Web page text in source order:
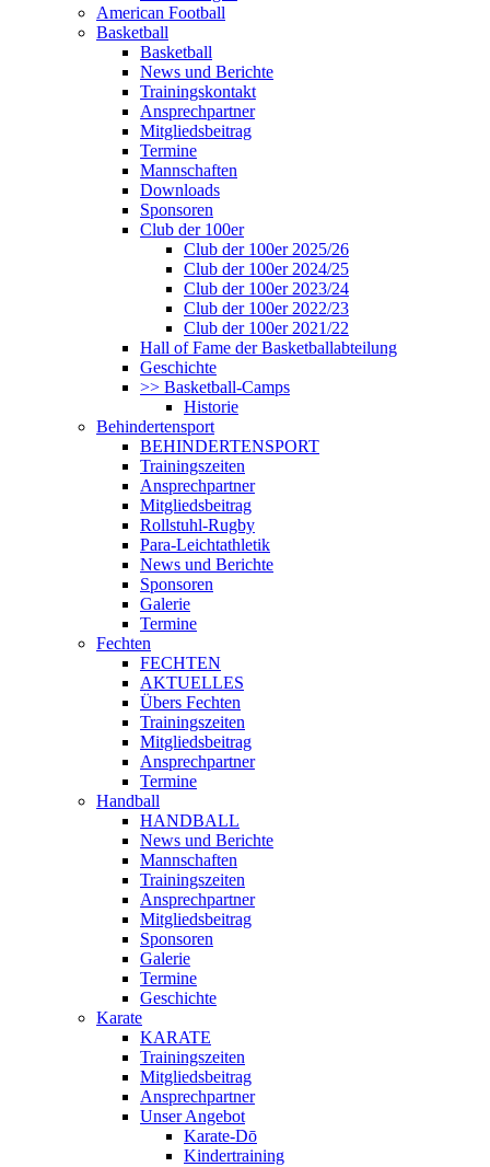
American Football
Basketball
Basketball
News und Berichte
Trainingskontakt
Ansprechpartner
Mitgliedsbeitrag
Termine
Mannschaften
Downloads
Sponsoren
Club der 100er
Club der 100er 2025/26
Club der 100er 2024/25
Club der 100er 2023/24
Club der 100er 2022/23
Club der 100er 2021/22
Hall of Fame der Basketballabteilung
Geschichte
>> Basketball-Camps
Historie
Behindertensport
BEHINDERTENSPORT
Trainingszeiten
Ansprechpartner
Mitgliedsbeitrag
Rollstuhl-Rugby
Para-Leichtathletik
News und Berichte
Sponsoren
Galerie
Termine
Fechten
FECHTEN
AKTUELLES
Übers Fechten
Trainingszeiten
Mitgliedsbeitrag
Ansprechpartner
Termine
Handball
HANDBALL
News und Berichte
Mannschaften
Trainingszeiten
Ansprechpartner
Mitgliedsbeitrag
Sponsoren
Galerie
Termine
Geschichte
Karate
KARATE
Trainingszeiten
Mitgliedsbeitrag
Ansprechpartner
Unser Angebot
Karate-Dō
Kindertraining